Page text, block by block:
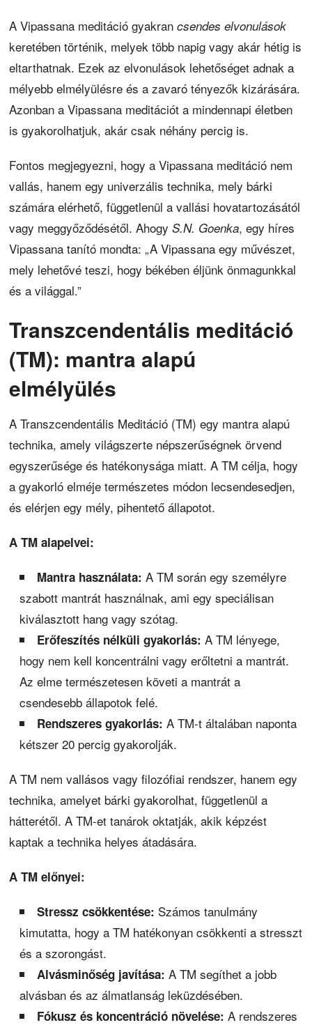
A Vipassana meditáció gyakrancsendes elvonulások
keretében történik, melyek több napig vagy akár hétig is
eltarthatnak. Ezek az elvonulások lehetőséget adnak a
mélyebb elmélyülésre és a zavaró tényezők kizárására.
Azonban a Vipassana meditációt a mindennapi életben
is gyakorolhatjuk, akár csak néhány percig is.
Fontos megjegyezni, hogy a Vipassana meditáció nem
vallás, hanem egy univerzális technika, mely bárki
számára elérhető, függetlenül a vallási hovatartozásától
vagy meggyőződésétől. AhogyS.N. Goenka, egy híres
Vipassana tanító mondta: „A Vipassana egy művészet,
mely lehetővé teszi, hogy békében éljünk önmagunkkal
és a világgal.”
Transzcendentális meditáció
(TM): mantra alapú
elmélyülés
A Transzcendentális Meditáció (TM) egy mantra alapú
technika, amely világszerte népszerűségnek örvend
egyszerűsége és hatékonysága miatt. A TM célja, hogy
a gyakorló elméje természetes módon lecsendesedjen,
és elérjen egy mély, pihentető állapotot.
A TM alapelvei:
Mantra használata: A TM során egy személyre
szabott mantrát használnak, ami egy speciálisan
kiválasztott hang vagy szótag.
Erőfeszítés nélküli gyakorlás: A TM lényege,
hogy nem kell koncentrálni vagy erőltetni a mantrát.
Az elme természetesen követi a mantrát a
csendesebb állapotok felé.
Rendszeres gyakorlás: A TM-t általában naponta
kétszer 20 percig gyakorolják.
A TM nem vallásos vagy filozófiai rendszer, hanem egy
technika, amelyet bárki gyakorolhat, függetlenül a
hátterétől. A TM-et tanárok oktatják, akik képzést
kaptak a technika helyes átadására.
A TM előnyei:
Stressz csökkentése: Számos tanulmány
kimutatta, hogy a TM hatékonyan csökkenti a stresszt
és a szorongást.
Alvásminőség javítása: A TM segíthet a jobb
alvásban és az álmatlanság leküzdésében.
Fókusz és koncentráció növelése: A rendszeres